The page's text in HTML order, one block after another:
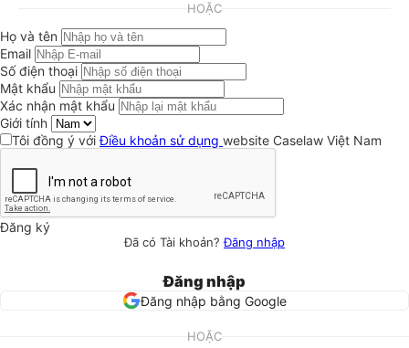
HOẶC
Họ và tên
Email
Số điện thoại
Mật khẩu
Xác nhận mật khẩu
Giới tính
Tôi đồng ý vớiĐiều khoản sử dụng website Caselaw Việt Nam
Đăng ký
Đã có Tài khoản?Đăng nhập
Đăng nhập
Đăng nhập bằng Google
HOẶC